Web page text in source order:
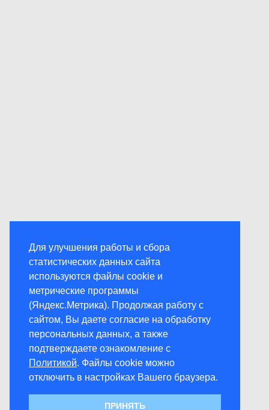
Для улучшения работы и сбора
статистических данных сайта
используются файлы cookie и
метрические программы
(Яндекс.Метрика). Продолжая работу с
сайтом, Вы даете согласие на обработку
персональных данных, а также
подтверждаете ознакомление с
Политикой. Файлы cookie можно
отключить в настройках Вашего браузера.
ПРИНЯТЬ